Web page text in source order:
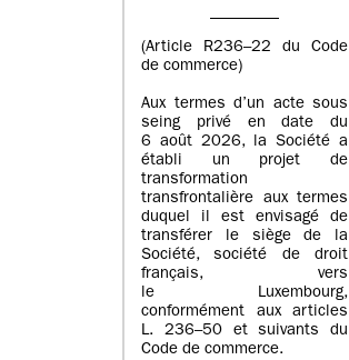
(Article R236–22 du Code
de commerce)
Aux termes d’un acte sous
seing privé en date du
6 août 2026, la Société a
établi un projet de
transformation
transfrontalière aux termes
duquel il est envisagé de
transférer le siège de la
Société, société de droit
français, vers
le Luxembourg,
conformément aux articles
L. 236–50 et suivants du
Code de commerce.